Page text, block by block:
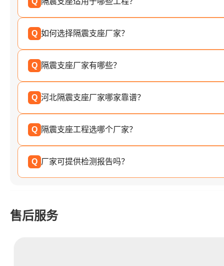
Q 如何选择隔震支座厂家？
Q 隔震支座厂家有哪些？
Q 河北隔震支座厂家哪家靠谱？
Q 隔震支座工程选哪个厂家？
Q 厂家可提供检测报告吗？
售后服务